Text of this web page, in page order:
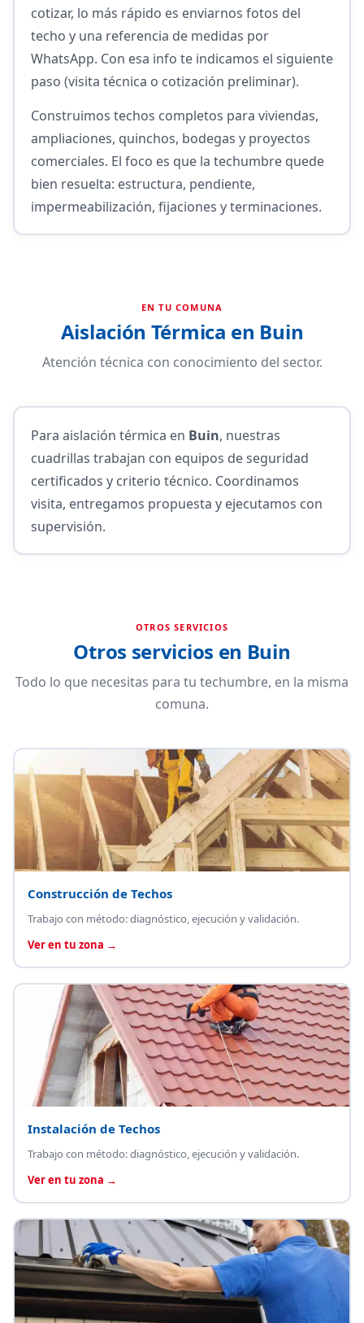
cotizar, lo más rápido es enviarnos fotos del
techo y una referencia de medidas por
WhatsApp. Con esa info te indicamos el siguiente
paso (visita técnica o cotización preliminar).
Construimos techos completos para viviendas,
ampliaciones, quinchos, bodegas y proyectos
comerciales. El foco es que la techumbre quede
bien resuelta: estructura, pendiente,
impermeabilización, fijaciones y terminaciones.
EN TU COMUNA
Aislación Térmica en Buin
Atención técnica con conocimiento del sector.
Para aislación térmica en Buin, nuestras
cuadrillas trabajan con equipos de seguridad
certificados y criterio técnico. Coordinamos
visita, entregamos propuesta y ejecutamos con
supervisión.
OTROS SERVICIOS
Otros servicios en Buin
Todo lo que necesitas para tu techumbre, en la misma
comuna.
Construcción de Techos
Trabajo con método: diagnóstico, ejecución y validación.
Ver en tu zona →
Instalación de Techos
Trabajo con método: diagnóstico, ejecución y validación.
Ver en tu zona →